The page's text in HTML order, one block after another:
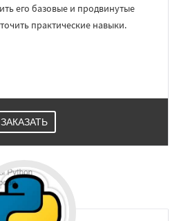
его базовые и продвинутые
практические навыки.
ЗАКАЗАТЬ